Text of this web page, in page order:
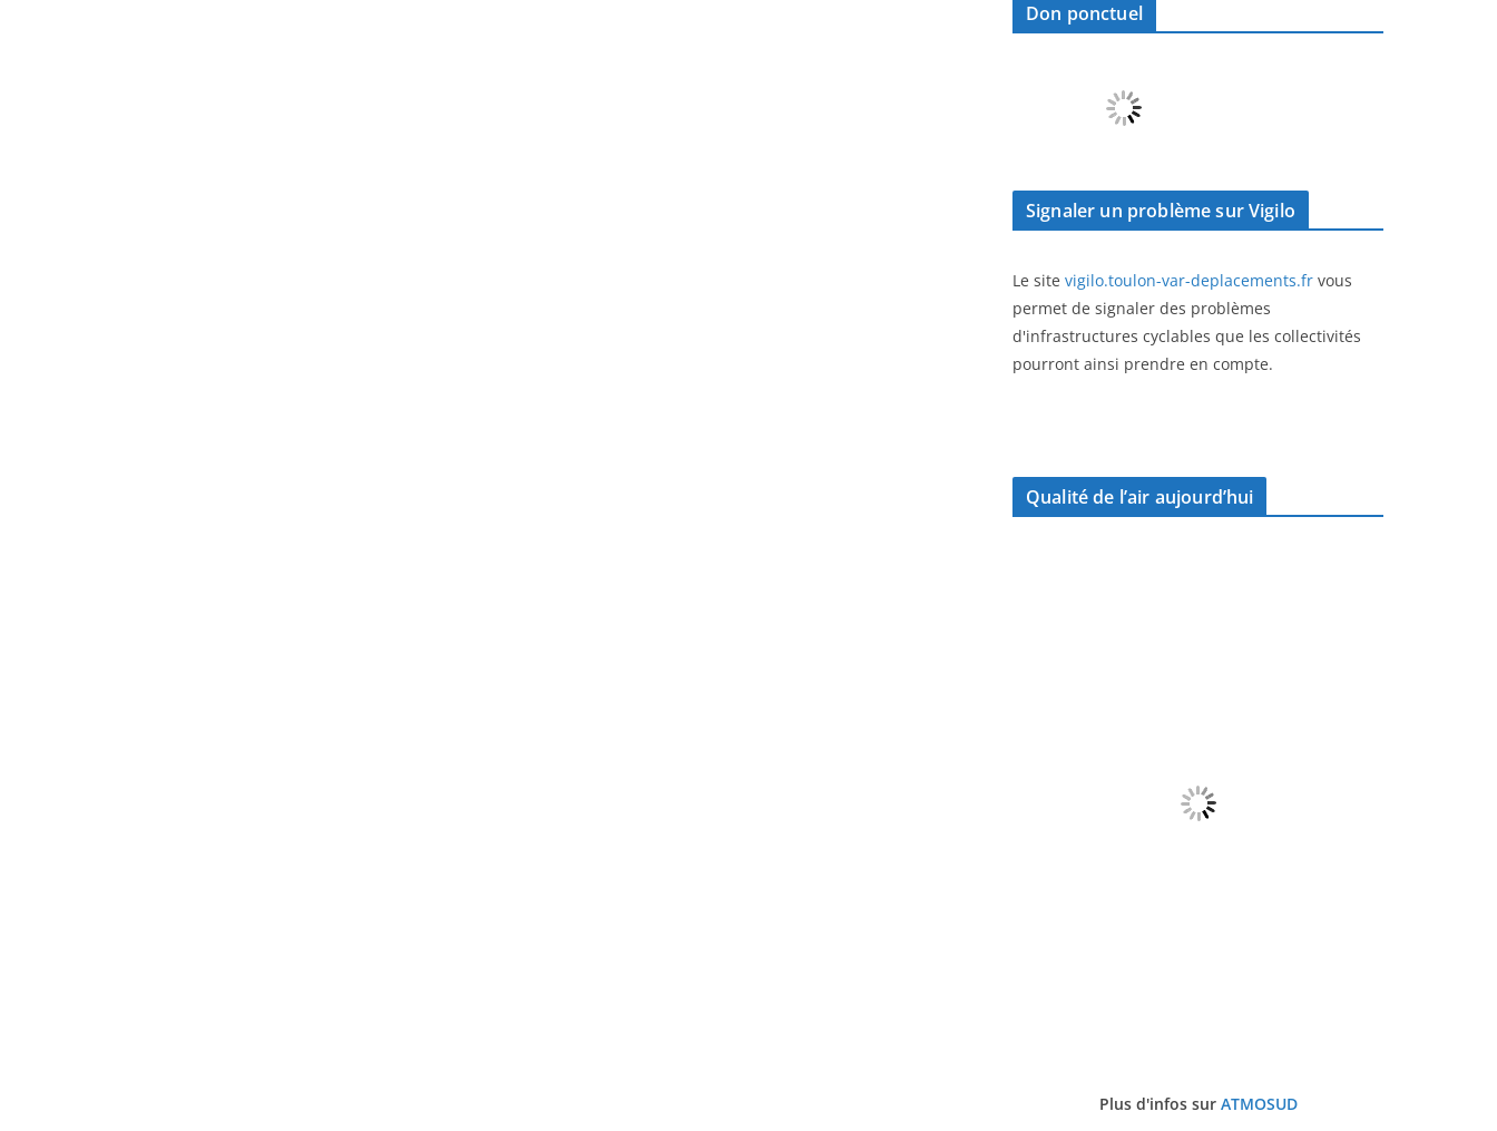
Don ponctuel
Signaler un problème sur Vigilo
Le site vigilo.toulon-var-deplacements.fr vous
permet de signaler des problèmes
d'infrastructures cyclables que les collectivités
pourront ainsi prendre en compte.
Qualité de l’air aujourd’hui
Plus d'infos sur ATMOSUD